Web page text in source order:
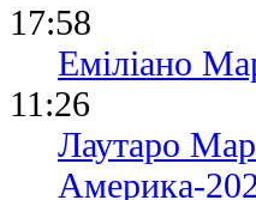
17:58
Еміліано
11:26
Лаутаро
Америка-